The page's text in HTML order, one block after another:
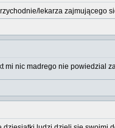
lekarza zajmującego
mi nic madrego nie powiedzial